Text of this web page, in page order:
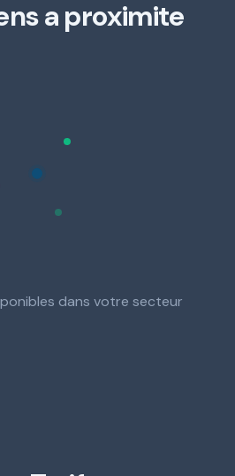
a proximite
dans votre secteur